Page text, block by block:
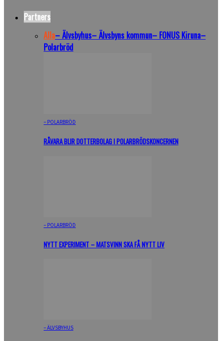
Partners
Alla– Älvsbyhus– Älvsbyns kommun– FONUS Kiruna–
Polarbröd
– POLARBRÖD
RÅVARA BLIR DOTTERBOLAG I POLARBRÖDSKONCERNEN
– POLARBRÖD
NYTT EXPERIMENT – MATSVINN SKA FÅ NYTT LIV
– ÄLVSBYHUS